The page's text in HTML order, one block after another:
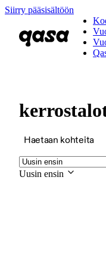
Siirry pääsisältöön
Haetaan kohteita
Uusin ensin